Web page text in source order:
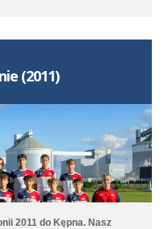
(2011)
2011 do Kępna. Nasz